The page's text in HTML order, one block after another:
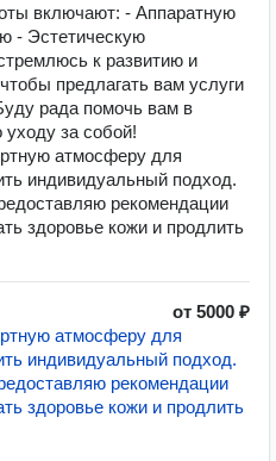
включают: - Аппаратную
- Эстетическую
к развитию и
предлагать вам услуги
рада помочь вам в
за собой!
атмосферу для
индивидуальный подход.
рекомендации
здоровье кожи и продлить
от 5000 ₽
атмосферу для
индивидуальный подход.
рекомендации
здоровье кожи и продлить